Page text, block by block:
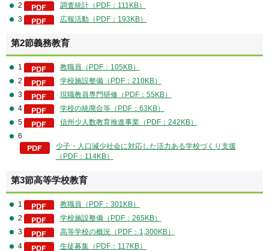
2
調査統計（PDF：111KB）
3
広報活動（PDF：193KB）
第2節義務教育
1
教職員（PDF：105KB）
2
学校施設整備（PDF：210KB）
3
現職教員専門研修（PDF：55KB）
4
学校の統廃合等（PDF：63KB）
5
信州少人数教育推進事業（PDF：242KB）
6
少子・人口減少社会に対応した活力ある学校づくり支援
（PDF：114KB）
第3節高等学校教育
1
教職員（PDF：301KB）
2
学校施設整備（PDF：265KB）
3
高等学校の概況（PDF：1,300KB）
4
生徒募集（PDF：117KB）